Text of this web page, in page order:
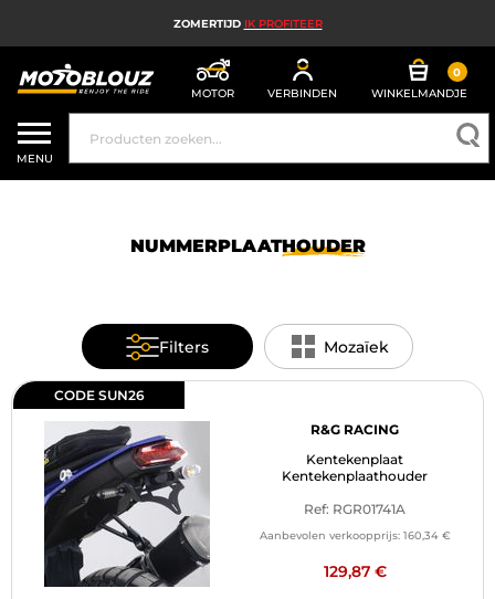
ZOMERTIJD IK PROFITEER
MOTOR VERBINDEN
0
WINKELMANDJE
MOTORHELM
MOTORUITRUSTING HEREN
MOTORAIRBAG
MOTORACCESSOIRES
BAGAGE
SPORTKLEDING
MENU
NUMMERPLAATHOUDER
Filters Mozaïek
CODE SUN26
R&G RACING
Kentekenplaat
Kentekenplaathouder
Ref: RGR01741A
Aanbevolen verkoopprijs: 160,34 €
129,87 €